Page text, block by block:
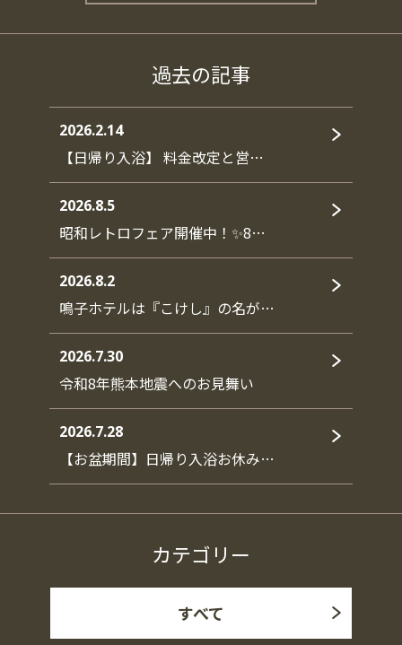
過去の記事
2026.2.14
【日帰り入浴】 料金改定と営…
2026.8.5
昭和レトロフェア開催中！✨8…
2026.8.2
鳴子ホテルは『こけし』の名が…
2026.7.30
令和8年熊本地震へのお見舞い
2026.7.28
【お盆期間】日帰り入浴お休み…
カテゴリー
すべて